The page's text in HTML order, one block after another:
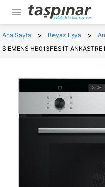
menu
Ana Sayfa > Beyaz Eşya >
SIEMENS HB013FBS1T ANKASTRE